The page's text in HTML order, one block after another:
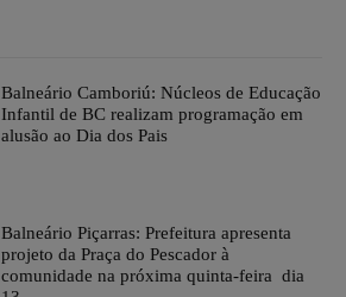
Balneário Camboriú: Núcleos de Educação
Infantil de BC realizam programação em
alusão ao Dia dos Pais
Balneário Piçarras: Prefeitura apresenta
projeto da Praça do Pescador à
comunidade na próxima quinta-feira dia